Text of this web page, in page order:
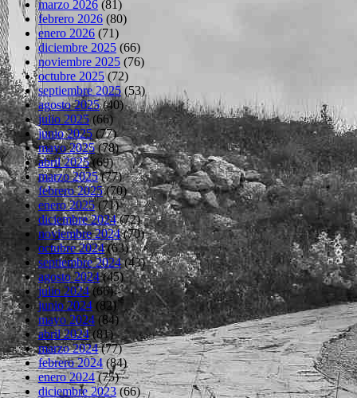
marzo 2026 (81)
febrero 2026 (80)
enero 2026 (71)
diciembre 2025 (66)
noviembre 2025 (76)
octubre 2025(72)
septiembre 2025(53)
agosto 2025(40)
julio 2025(66)
junio 2025 (77)
mayo 2025(78)
abril 2025(69)
marzo 2025(77)
febrero 2025(70)
enero 2025(71)
diciembre 2024(72)
noviembre 2024(70)
octubre 2024(63)
septiembre 2024(43)
agosto 2024(45)
julio 2024(66)
junio 2024 (82)
mayo 2024 (84)
abril 2024(81)
marzo 2024(77)
febrero 2024(84)
enero 2024(75)
diciembre 2023(66)